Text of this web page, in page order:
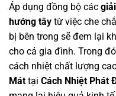
Áp dụng đồng bộ các
hướng tây từ việc che
bị bên trong sẽ đem lại
cho cả gia đình. Trong
cách nhiệt chất lượng
Mát tại Cách Nhiệt Phát